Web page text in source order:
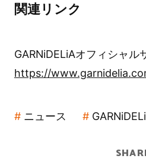
関連リンク
GARNiDELiAオフィシャル
https://
ニュース